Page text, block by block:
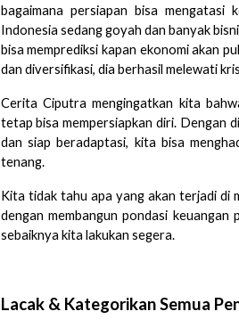
bagaimana persiapan bisa
Indonesia sedang goyah dan banyak
bisa memprediksi kapan ekonomi akan
dan diversifikasi, dia berhasil melewati
Cerita Ciputra mengingatkan kita
tetap bisa mempersiapkan diri. Dengan
dan siap beradaptasi, kita bisa
tenang.
Kita tidak tahu apa yang akan terjadi di
dengan membangun pondasi
sebaiknya kita lakukan segera.
Lacak & Kategorikan Semua